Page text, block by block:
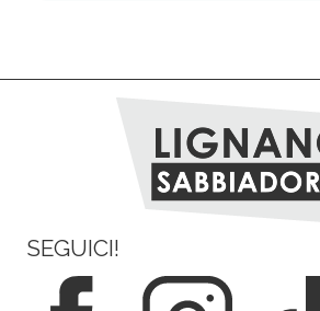
SEGUICI!